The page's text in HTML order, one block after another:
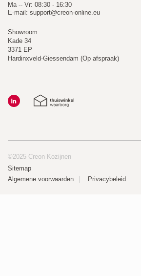
Ma -- Vr: 08:30 - 16:30
E-mail: support@creon-online.eu
Showroom
Kade 34
3371 EP
Hardinxveld-Giessendam (Op afspraak)
©2025 Creon Kozijnen
Sitemap
Algemene voorwaarden
Privacybeleid